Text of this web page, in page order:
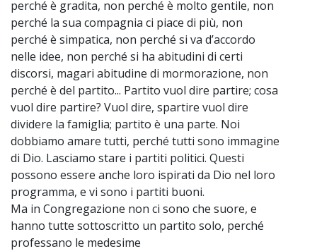
perché è gradita, non perché è molto gentile, non
perché la sua compagnia ci piace di più, non
perché è simpatica, non perché si va d’accordo
nelle idee, non perché si ha abitudini di certi
discorsi, magari abitudine di mormorazione, non
perché è del partito... Partito vuol dire partire; cosa
vuol dire partire? Vuol dire, spartire vuol dire
dividere la famiglia; partito è una parte. Noi
dobbiamo amare tutti, perché tutti sono immagine
di Dio. Lasciamo stare i partiti politici. Questi
possono essere anche loro ispirati da Dio nel loro
programma, e vi sono i partiti buoni.
Ma in Congregazione non ci sono che suore, e
hanno tutte sottoscritto un partito solo, perché
professano le medesime